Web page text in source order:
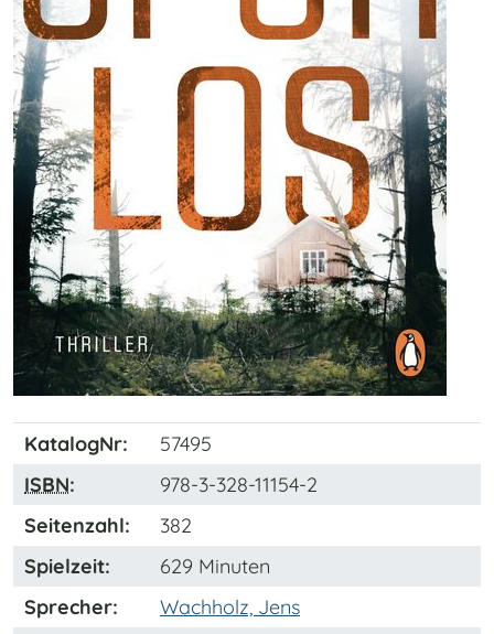
KatalogNr:
57495
ISBN:
978-3-328-11154-2
Seitenzahl:
382
Spielzeit:
629 Minuten
Sprecher:
Wachholz, Jens